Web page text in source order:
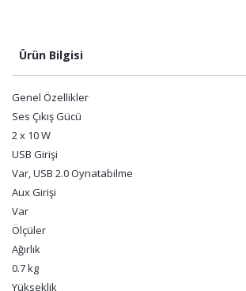
Ürün Bilgisi
Genel Özellikler
Ses Çıkış Gücü
2 x 10 W
USB Girişi
Var, USB 2.0 Oynatabilme
Aux Girişi
Var
Ölçüler
Ağırlık
0.7 kg
Yükseklik